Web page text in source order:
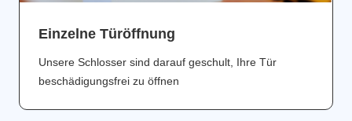
Einzelne Türöffnung
Unsere Schlosser sind darauf geschult, Ihre Tür
beschädigungsfrei zu öffnen